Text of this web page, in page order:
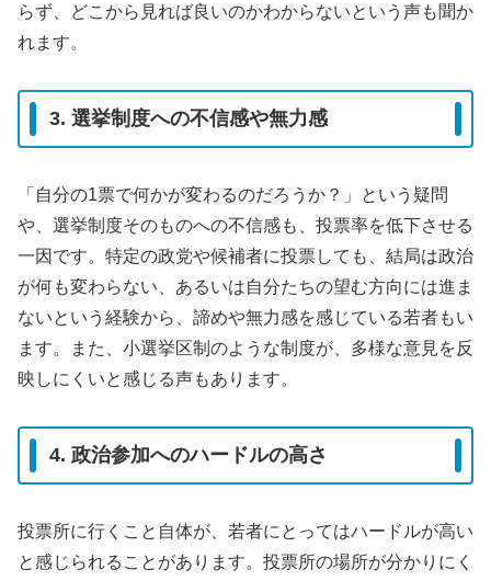
らず、どこから見れば良いのかわからないという声も聞か
れます。
3. 選挙制度への不信感や無力感
「自分の1票で何かが変わるのだろうか？」という疑問
や、選挙制度そのものへの不信感も、投票率を低下させる
一因です。特定の政党や候補者に投票しても、結局は政治
が何も変わらない、あるいは自分たちの望む方向には進ま
ないという経験から、諦めや無力感を感じている若者もい
ます。また、小選挙区制のような制度が、多様な意見を反
映しにくいと感じる声もあります。
4. 政治参加へのハードルの高さ
投票所に行くこと自体が、若者にとってはハードルが高い
と感じられることがあります。投票所の場所が分かりにく